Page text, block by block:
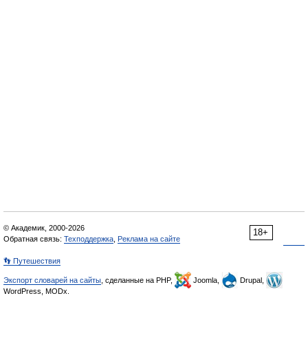
18+
© Академик, 2000-2026
Обратная связь: Техподдержка Реклама на сайте
👣 Путешествия
Экспорт словарей на сайты , сделанные на PHP, Joomla,
Drupal,
WordPress, MODx.